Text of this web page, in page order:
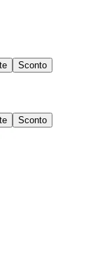
Sconto
Sconto